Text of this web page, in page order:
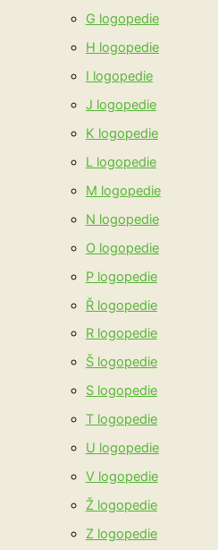
G logopedie
H logopedie
I logopedie
J logopedie
K logopedie
L logopedie
M logopedie
N logopedie
O logopedie
P logopedie
Ř logopedie
R logopedie
Š logopedie
S logopedie
T logopedie
U logopedie
V logopedie
Ž logopedie
Z logopedie